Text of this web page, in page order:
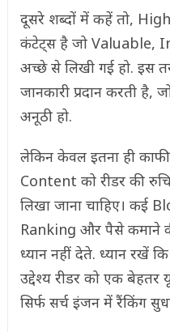
दूसरे शब्दों में कहें तो,
कंटेट्स है जो Valuable,
अच्छे से लिखी गई हो. इस
जानकारी प्रदान करती
अनूठी हो.
लेकिन केवल इतना ही
Content को रीडर की
लिखा जाना चाहिए। कई
Ranking और पैसे कमाने
ध्यान नहीं देते. ध्यान रखें
उद्देश्य रीडर को एक
सिर्फ सर्च इंजन में रैंकिंग